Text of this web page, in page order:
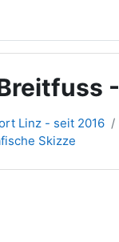
Linz - seit 2016
Skizze